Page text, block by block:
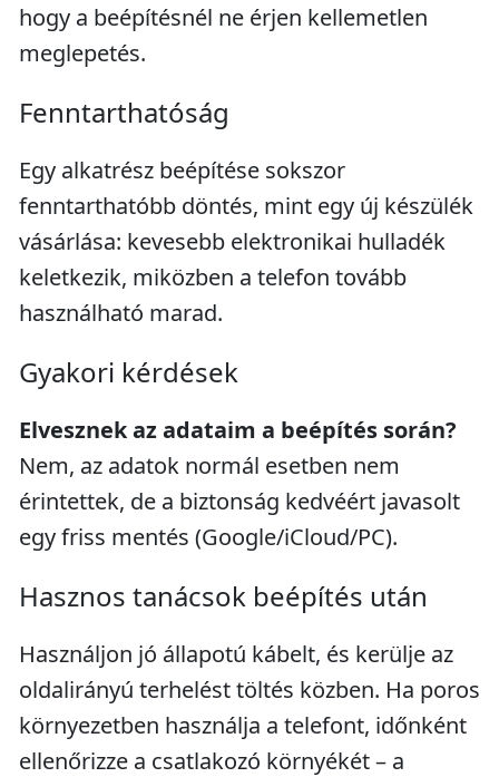
hogy a beépítésnél ne érjen kellemetlen
meglepetés.
Fenntarthatóság
Egy alkatrész beépítése sokszor
fenntarthatóbb döntés, mint egy új készülék
vásárlása: kevesebb elektronikai hulladék
keletkezik, miközben a telefon tovább
használható marad.
Gyakori kérdések
Elvesznek az adataim a beépítés során?
Nem, az adatok normál esetben nem
érintettek, de a biztonság kedvéért javasolt
egy friss mentés (Google/iCloud/PC).
Hasznos tanácsok beépítés után
Használjon jó állapotú kábelt, és kerülje az
oldalirányú terhelést töltés közben. Ha poros
környezetben használja a telefont, időnként
ellenőrizze a csatlakozó környékét – a